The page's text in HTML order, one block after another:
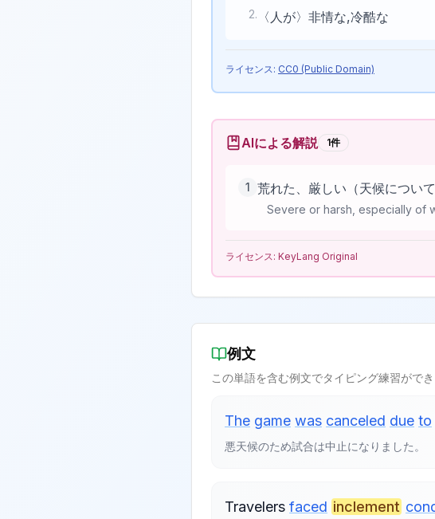
2. 〈人が〉非情な,冷酷な
ライセンス: CC0 (Public Domain)
AIによる解説 1件
1 荒れた、厳しい（天候につい
Severe or harsh, especially of
ライセンス: KeyLang Original
例文
この単語を含む例文でタイピング練習がで
The game was canceled due to
悪天候のため試合は中止になりました。
Travelers faced inclement